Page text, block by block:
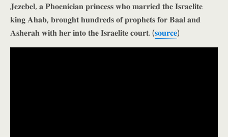
𝐉𝐞𝐳𝐞𝐛𝐞𝐥, 𝐚 𝐏𝐡𝐨𝐞𝐧𝐢𝐜𝐢𝐚𝐧 𝐩𝐫𝐢𝐧𝐜𝐞𝐬𝐬 𝐰𝐡𝐨 𝐦𝐚𝐫𝐫𝐢𝐞𝐝 𝐭𝐡𝐞 𝐈𝐬𝐫𝐚𝐞𝐥𝐢𝐭𝐞
𝐤𝐢𝐧𝐠 𝐀𝐡𝐚𝐛, 𝐛𝐫𝐨𝐮𝐠𝐡𝐭 𝐡𝐮𝐧𝐝𝐫𝐞𝐝𝐬 𝐨𝐟 𝐩𝐫𝐨𝐩𝐡𝐞𝐭𝐬 𝐟𝐨𝐫 𝐁𝐚𝐚𝐥 𝐚𝐧𝐝
𝐀𝐬𝐡𝐞𝐫𝐚𝐡 𝐰𝐢𝐭𝐡 𝐡𝐞𝐫 𝐢𝐧𝐭𝐨 𝐭𝐡𝐞 𝐈𝐬𝐫𝐚𝐞𝐥𝐢𝐭𝐞 𝐜𝐨𝐮𝐫𝐭. (𝐬𝐨𝐮𝐫𝐜𝐞)